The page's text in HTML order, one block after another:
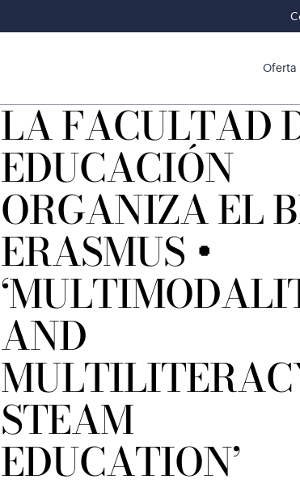
Oferta
LA FACULTAD
EDUCACIÓN
ORGANIZA EL
ERASMUS +
AND
STEAM
EDUCATION’